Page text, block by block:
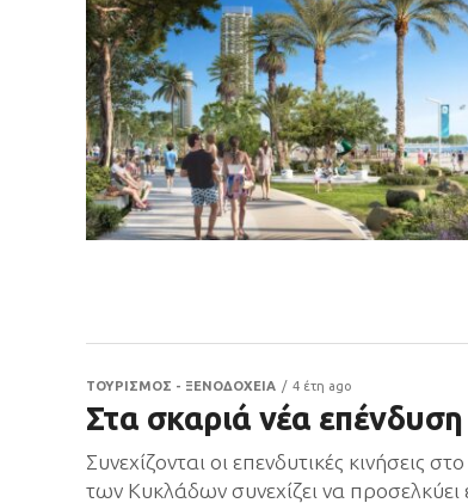
ΤΟΥΡΙΣΜΟΣ - ΞΕΝΟΔΟΧΕΙΑ 4 έτη ago
Στα σκαριά νέα
Συνεχίζονται οι επενδυτικές κινήσεις
των Κυκλάδων συνεχίζει να προσελκύει